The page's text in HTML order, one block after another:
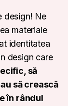
design! Ne
materiale
identitatea
design care
să
să crească
în rândul